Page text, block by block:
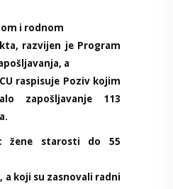
i rodnom
razvijen je Program
a
raspisuje Poziv kojim
zapošljavanje 113
žene starosti do 55
a koji su zasnovali radni